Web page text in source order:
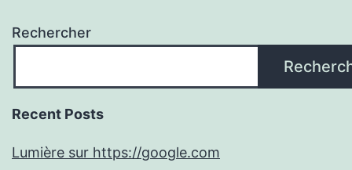
Rechercher
Recent Posts
Lumière sur https://google.com